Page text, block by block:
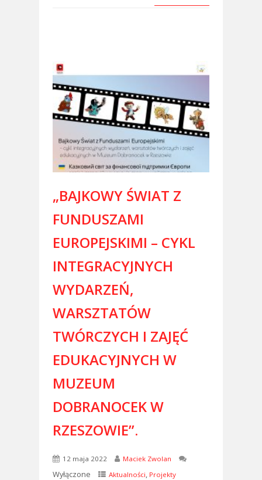
„BAJKOWY ŚWIAT Z
FUNDUSZAMI
EUROPEJSKIMI – CYKL
INTEGRACYJNYCH
WYDARZEŃ,
WARSZTATÓW
TWÓRCZYCH I ZAJĘĆ
EDUKACYJNYCH W
MUZEUM
DOBRANOCEK W
RZESZOWIE”.
12 maja 2022 Maciek Zwolan
Wyłączone Aktualności Projekty